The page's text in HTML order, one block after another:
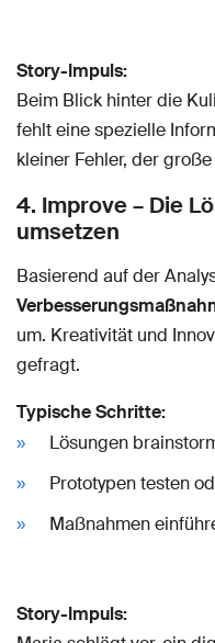
Story-Impuls:
Beim Blick hinter die
fehlt eine spezielle
kleiner Fehler, der
4. Improve – Die
umsetzen
Basierend auf der
um. Kreativität und
gefragt.
Typische Schritte:
Lösungen
Prototypen testen
Maßnahmen
Story-Impuls: